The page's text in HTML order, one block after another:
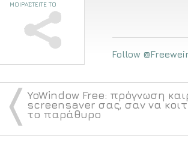
ΜΟΙΡΑΣΤΕΙΤΕ ΤΟ
Follow
〈 YoWindow Free: πρόγνωση
screensaver σας, σαν να
το παράθυρο